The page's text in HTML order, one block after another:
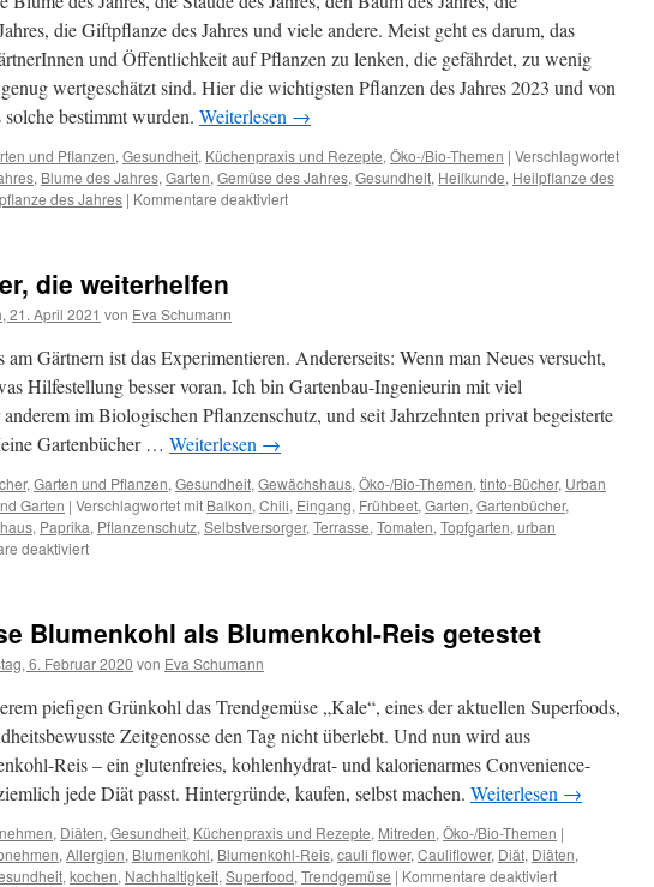
die Giftpflanze des Jahres und viele andere. Meist geht es darum, das
und Öffentlichkeit auf Pflanzen zu lenken, die gefährdet, zu wenig
wertgeschätzt sind. Hier die wichtigsten Pflanzen des Jahres 2023 und von
bestimmt wurden. Weiterlesen →
und Pflanzen, Gesundheit, Küchenpraxis und Rezepte, Öko-/Bio-Themen | Verschlagwortet
, Blume des Jahres, Garten, Gemüse des Jahres, Gesundheit, Heilkunde, Heilpflanze des
des Jahres | Kommentare deaktiviert
die weiterhelfen
21. April 2021 von Eva Schumann
am Gärtnern ist das Experimentieren. Andererseits: Wenn man Neues versucht,
Hilfestellung besser voran. Ich bin Gartenbau-Ingenieurin mit viel
im Biologischen Pflanzenschutz, und seit Jahrzehnten privat begeisterte
Gartenbücher … Weiterlesen →
, Garten und Pflanzen, Gesundheit, Gewächshaus, Öko-/Bio-Themen, tinto-Bücher, Urban
Garten | Verschlagwortet mit Balkon, Chili, Eingang, Frühbeet, Garten, Gartenbücher,
, Paprika, Pflanzenschutz, Selbstversorger, Terrasse, Tomaten, Topfgarten, urban
deaktiviert
Blumenkohl als Blumenkohl-Reis getestet
6. Februar 2020 von Eva Schumann
piefigen Grünkohl das Trendgemüse „Kale“, eines der aktuellen Superfoods,
Zeitgenosse den Tag nicht überlebt. Und nun wird aus
Reis – ein glutenfreies, kohlenhydrat- und kalorienarmes Convenience-
jede Diät passt. Hintergründe, kaufen, selbst machen. Weiterlesen →
, Diäten, Gesundheit, Küchenpraxis und Rezepte, Mitreden, Öko-/Bio-Themen |
, Allergien, Blumenkohl, Blumenkohl-Reis, cauli flower, Cauliflower, Diät, Diäten,
, kochen, Nachhaltigkeit, Superfood, Trendgemüse | Kommentare deaktiviert